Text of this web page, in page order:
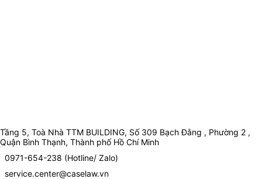
Tầng 5, Toà Nhà TTM BUILDING, Số 309 Bạch Đằng , Phường 2 ,
Quận Bình Thạnh, Thành phố Hồ Chí Minh
0971-654-238 (Hotline/ Zalo)
service.center@caselaw.vn